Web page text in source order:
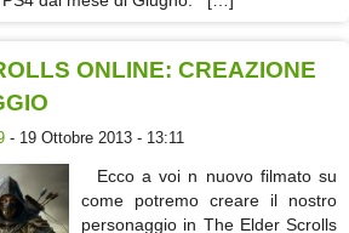
ONLINE: CREAZIONE
- 19 Ottobre 2013 - 13:11
Ecco a voi n nuovo filmato su
come potremo creare il nostro
personaggio in The Elder Scrolls